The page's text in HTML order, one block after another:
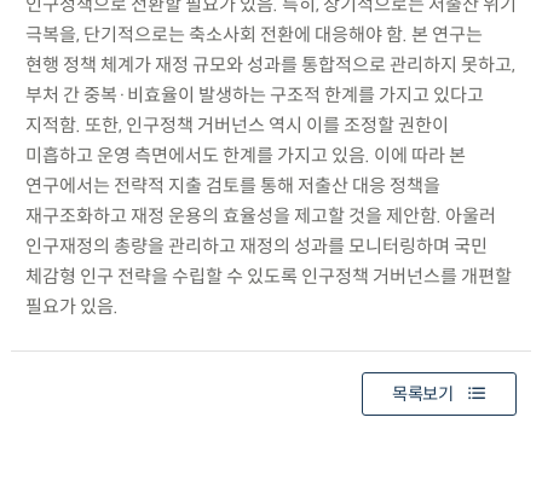
극복을, 단기적으로는 축소사회 전환에 대응해야 함. 본 연구는
현행 정책 체계가 재정 규모와 성과를 통합적으로 관리하지 못하고,
부처 간 중복·비효율이 발생하는 구조적 한계를 가지고 있다고
지적함. 또한, 인구정책 거버넌스 역시 이를 조정할 권한이
미흡하고 운영 측면에서도 한계를 가지고 있음. 이에 따라 본
연구에서는 전략적 지출 검토를 통해 저출산 대응 정책을
재구조화하고 재정 운용의 효율성을 제고할 것을 제안함. 아울러
인구재정의 총량을 관리하고 재정의 성과를 모니터링하며 국민
체감형 인구 전략을 수립할 수 있도록 인구정책 거버넌스를 개편할
필요가 있음.
목록보기